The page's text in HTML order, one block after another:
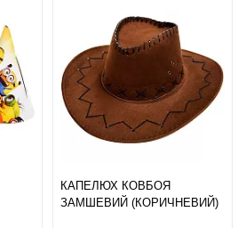
КАПЕЛЮХ КОВБОЯ
ЗАМШЕВИЙ (КОРИЧНЕВИЙ)